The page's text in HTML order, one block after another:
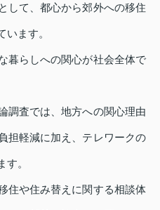
して、都心から郊外への移住
ます。
暮らしへの関心が社会全体で
調査では、地方への関心理由
担軽減に加え、テレワークの
。
住や住み替えに関する相談体